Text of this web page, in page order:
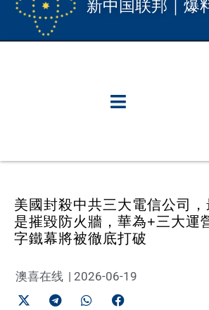
新中国联邦｜爆
美國封殺中共三大電信公司
是摧毀防火牆，華為+三大運
字鐵幕將被徹底打破
澳喜在线 | 2026-06-19